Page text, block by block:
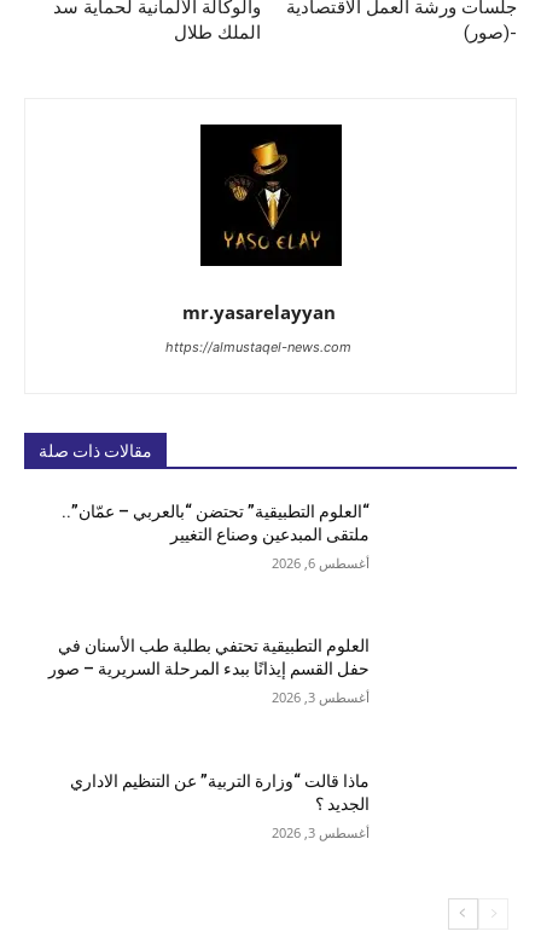
والوكالة الألمانية لحماية سد
الملك طلال
جلسات ورشة العمل الاقتصادية
-(صور)
mr.yasarelayyan
https://almustaqel-news.com
مقالات ذات صلة
“العلوم التطبيقية” تحتضن “بالعربي – عمّان”..
ملتقى المبدعين وصناع التغيير
أغسطس 6, 2026
العلوم التطبيقية تحتفي بطلبة طب الأسنان في
حفل القسم إيذانًا ببدء المرحلة السريرية – صور
أغسطس 3, 2026
ماذا قالت “وزارة التربية” عن التنظيم الاداري
الجديد ؟
أغسطس 3, 2026